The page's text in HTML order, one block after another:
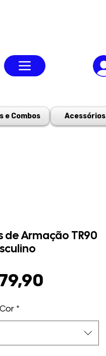
e Combos Acessórios
de Armação TR90
Cor *